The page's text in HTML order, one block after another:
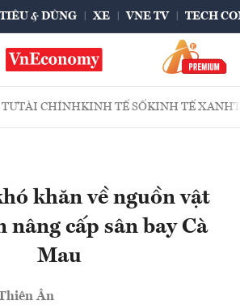
TIÊU & DÙNG XE VNE TV TECH
TÀI CHÍNHKINH TẾ SỐKINH TẾ XANH
khăn về nguồn vật
nâng cấp sân bay Cà
Mau
Ân